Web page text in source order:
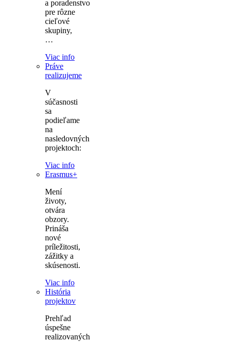
a poradenstvo
pre rôzne
cieľové
skupiny,
…
Viac info
Práve
realizujeme
V
súčasnosti
sa
podieľame
na
nasledovných
projektoch:
Viac info
Erasmus+
Mení
životy,
otvára
obzory.
Prináša
nové
príležitosti,
zážitky a
skúsenosti.
Viac info
História
projektov
Prehľad
úspešne
realizovaných